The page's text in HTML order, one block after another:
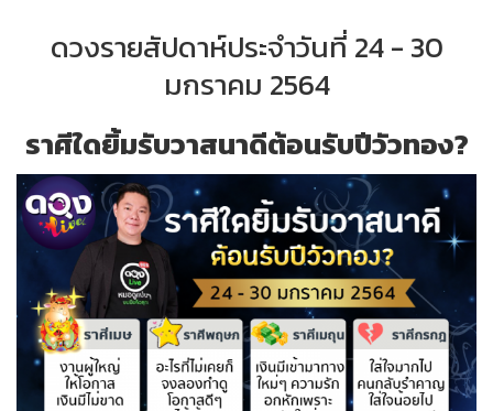
ดวงรายสัปดาห์ประจำวันที่ 24 - 30
มกราคม 2564
ราศีใดยิ้มรับวาสนาดีต้อนรับปีวัวทอง?